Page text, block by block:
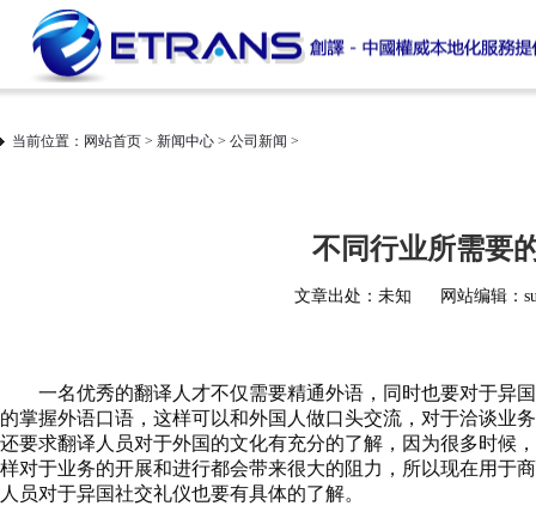
当前位置： 网站首页 > 新闻中心 > 公司新闻 >
不同行业所需要
文章出处：未知 网站编辑：
一名优秀的翻译人才不仅需要精通外语，同时也要对于异
的掌握外语口语，这样可以和外国人做口头交流，对于洽谈业
还要求翻译人员对于外国的文化有充分的了解，因为很多时候
样对于业务的开展和进行都会带来很大的阻力，所以现在用于
人员对于异国社交礼仪也要有具体的了解。